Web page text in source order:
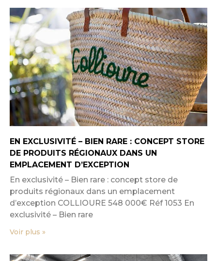
EN EXCLUSIVITÉ – BIEN RARE : CONCEPT STORE
DE PRODUITS RÉGIONAUX DANS UN
EMPLACEMENT D’EXCEPTION
En exclusivité – Bien rare : concept store de
produits régionaux dans un emplacement
d’exception COLLIOURE 548 000€ Réf 1053 En
exclusivité – Bien rare
Voir plus »